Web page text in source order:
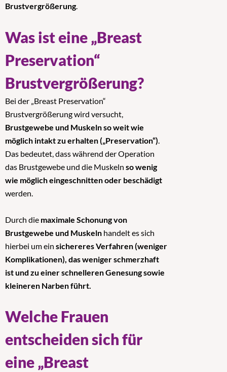
Brustvergrößerung.
Was ist eine „Breast
Preservation“
Brustvergrößerung?
Bei der „Breast Preservation“
Brustvergrößerung wird versucht,
Brustgewebe und Muskeln so weit wie
möglich intakt zu erhalten („Preservation“).
Das bedeutet, dass während der Operation
das Brustgewebe und die Muskeln so wenig
wie möglich eingeschnitten oder beschädigt
werden.
Durch die maximale Schonung von
Brustgewebe und Muskeln handelt es sich
hierbei um ein sichereres Verfahren (weniger
Komplikationen), das weniger schmerzhaft
ist und zu einer schnelleren Genesung sowie
kleineren Narben führt.
Welche Frauen
entscheiden sich für
eine „Breast